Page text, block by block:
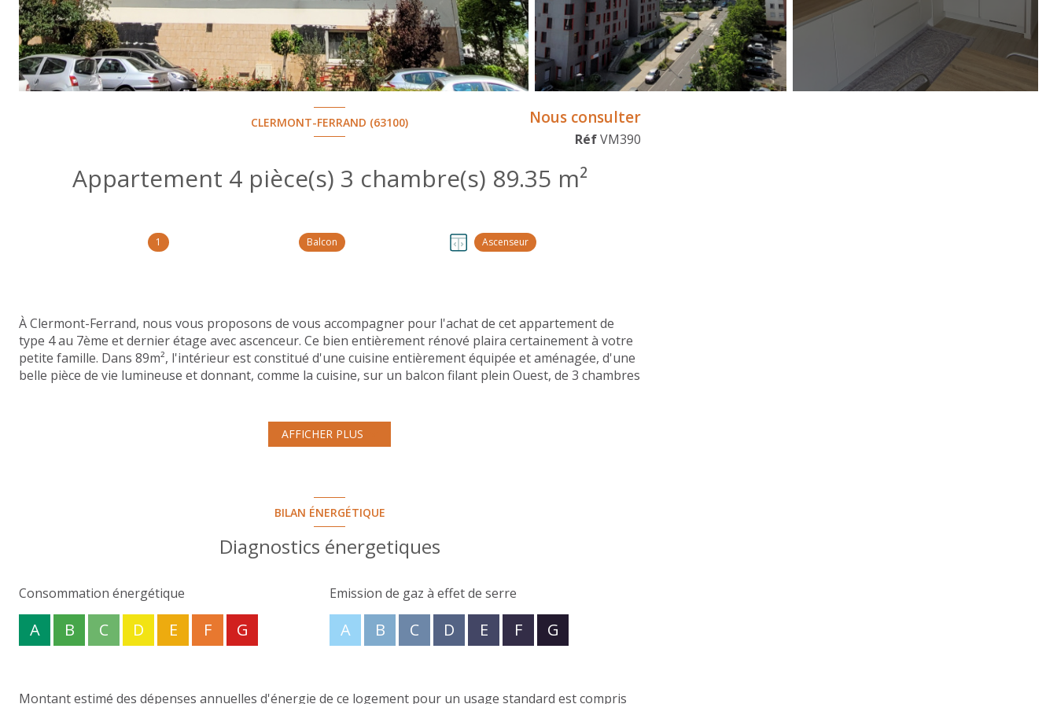
CLERMONT-FERRAND (63100)
Appartement 4 pièce(s) 3 chambre(s) 89.35 m²
1 Balcon Ascenseur
Nous consulter
RéfVM390
À Clermont-Ferrand, nous vous proposons de vous accompagner pour l'achat de cet appartement de
type 4 au 7ème et dernier étage avec ascenceur. Ce bien entièrement rénové plaira certainement à votre
petite famille. Dans 89m², l'intérieur est constitué d'une cuisine entièrement équipée et aménagée, d'une
belle pièce de vie lumineuse et donnant, comme la cuisine, sur un balcon filant plein Ouest, de 3 chambres
que vous et vos meubles! Si vous souhaitez organiser une visite de cet appartement, n'hésitez pas à
AFFICHER PLUS
BILAN ÉNERGÉTIQUE
Diagnostics énergetiques
Consommation énergétique
A B C D E F G
Emission de gaz à effet de serre
A B C D E F G
Montant estimé des dépenses annuelles d'énergie de ce logement pour un usage standard est compris